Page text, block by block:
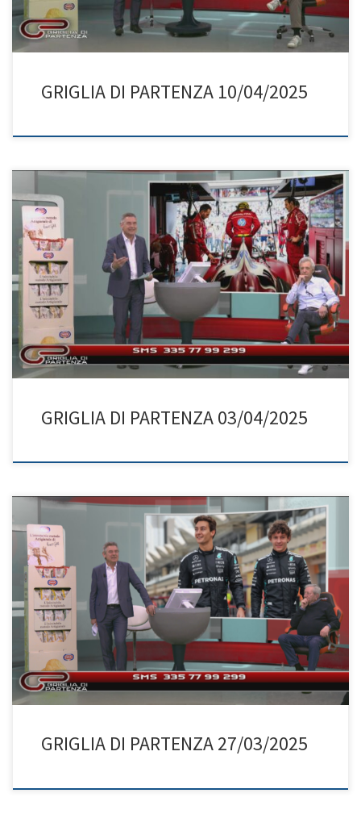
GRIGLIA DI PARTENZA 10/04/2025
GRIGLIA DI PARTENZA 03/04/2025
GRIGLIA DI PARTENZA 27/03/2025